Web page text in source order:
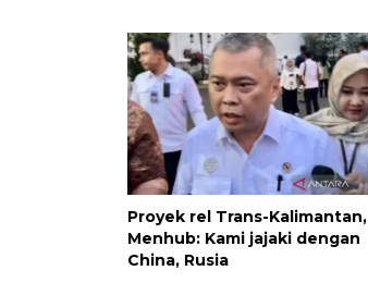
Proyek rel Trans-Kalimantan,
Menhub: Kami jajaki dengan
China, Rusia